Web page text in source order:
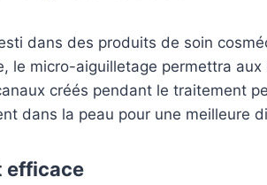
dans des produits de soin
le micro-aiguilletage permettra
créés pendant le traitement
dans la peau pour une meilleure
efficace